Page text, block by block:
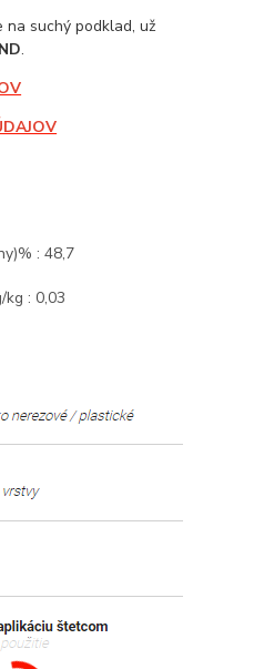
na suchý podklad, už
.
: 48,7
: 0,03